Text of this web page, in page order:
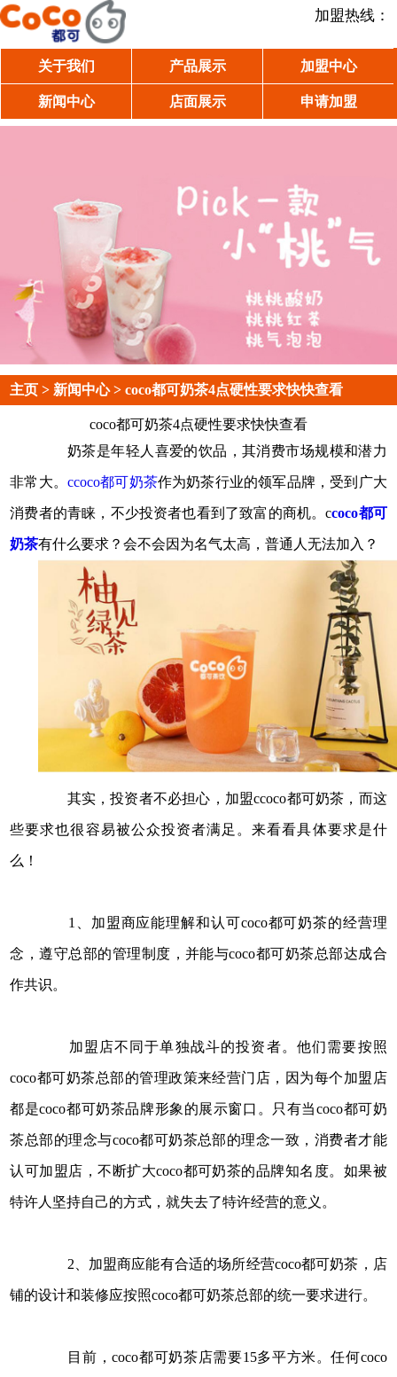
加盟热线：
关于我们 产品展示 加盟中心
新闻中心 店面展示 申请加盟
主页 > 新闻中心> coco都可奶茶4点硬性要求快快查看
coco都可奶茶4点硬性要求快快查看
奶茶是年轻人喜爱的饮品，其消费市场规模和潜力
非常大。 ccoco都可奶茶作为奶茶行业的领军品牌，受到广大
消费者的青睐，不少投资者也看到了致富的商机。ccoco都可
奶茶有什么要求？会不会因为名气太高，普通人无法加入？
其实，投资者不必担心，加盟ccoco都可奶茶，而这
些要求也很容易被公众投资者满足。来看看具体要求是什
么！
1、加盟商应能理解和认可coco都可奶茶的经营理
念，遵守总部的管理制度，并能与coco都可奶茶总部达成合
作共识。
加盟店不同于单独战斗的投资者。他们需要按照
coco都可奶茶总部的管理政策来经营门店，因为每个加盟店
都是coco都可奶茶品牌形象的展示窗口。只有当coco都可奶
茶总部的理念与coco都可奶茶总部的理念一致，消费者才能
认可加盟店，不断扩大coco都可奶茶的品牌知名度。如果被
特许人坚持自己的方式，就失去了特许经营的意义。
2、加盟商应能有合适的场所经营coco都可奶茶，店
铺的设计和装修应按照coco都可奶茶总部的统一要求进行。
目前，coco都可奶茶店需要15多平方米。任何coco